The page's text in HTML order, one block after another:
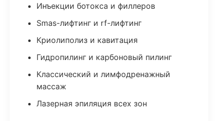
Инъекции ботокса и филлеров
Smas-лифтинг и rf-лифтинг
Криолиполиз и кавитация
Гидропилинг и карбоновый пилинг
Классический и лимфодренажный
массаж
Лазерная эпиляция всех зон